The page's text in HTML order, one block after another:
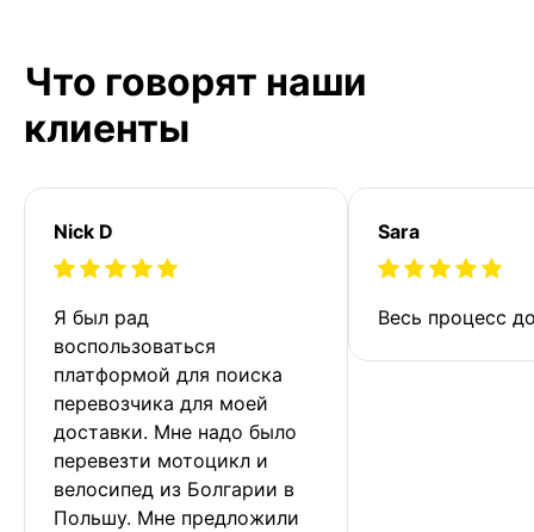
Что говорят наши
клиенты
Nick D
Я был рад
воспользоваться
платформой для поиска
перевозчика для моей
доставки. Мне надо было
перевезти мотоцикл и
велосипед из Болгарии в
Польшу. Мне предложили
Sara
Весь процесс